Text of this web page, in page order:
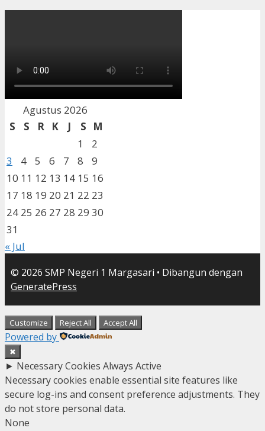
Agustus 2026
S
S R K J S
M
1
2
3
4 5 6 7 8
9
10 11 12 13 14 15 16
17 18 19 20 21 22 23
24 25 26 27 28 29 30
31
« Jul
© 2026 SMP Negeri 1 Margasari • Dibangun dengan
GeneratePress
Customize Reject All Accept All
Powered by
✖
► Necessary Cookies Always Active
Necessary cookies enable essential site features like
secure log-ins and consent preference adjustments. They
do not store personal data.
None